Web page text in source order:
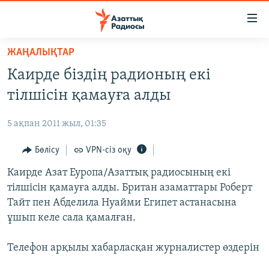
Skip
main
content
to
Navigation
Skip
to
Search
ЖАҢАЛЫҚТАР
САЯСАТ
ҚАҢТАР ОҚИҒАСЫ
АДАМ ҚҰҚЫҚТАРЫ
ӘЛЕУМЕТ
ӘЛЕМ
АРНАЙЫ ЖОБАЛАР
Русский
ЖАҢАЛЫҚТАР
Каирде біздің радионың екі
тілшісін қамауға алды
5 ақпан 2011 жыл, 01:35
Бөлісу VPN-сіз оқу
Каирде Азат Еуропа/Азаттық радиосының екі
тілшісін қамауға алды. Британ азаматтары Роберт
Тайт пен Абделила Нуайми Египет астанасына
ұшып келе сала қамалған.
Телефон арқылы хабарласқан журналистер өздерін